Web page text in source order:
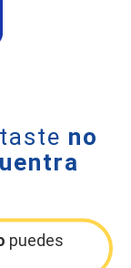
no
puedes